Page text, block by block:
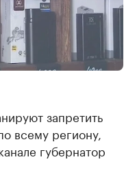
запретить
всему региону,
губернатор